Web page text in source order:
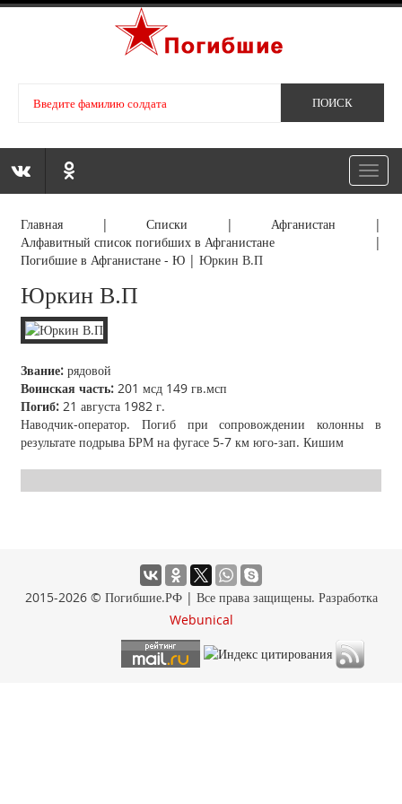
Главная |Списки | Афганистан |
Алфавитный список погибших в Афганистане |
Погибшие в Афганистане - Ю |Юркин В.П
Юркин В.П
Звание: рядовой
Воинская часть: 201 мсд 149 гв.мсп
Погиб: 21 августа 1982 г.
Наводчик-оператор. Погиб при сопровождении колонны в
результате подрыва БРМ на фугасе 5-7 км юго-зап. Кишим
2015-2026 © Погибшие.РФ | Все права защищены. Разработка
Webunical